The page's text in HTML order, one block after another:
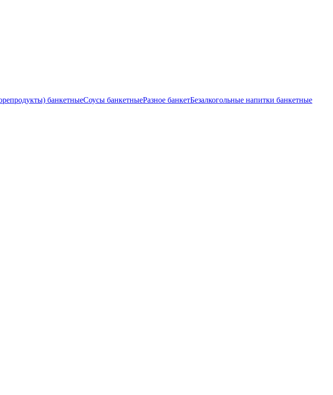
банкетныеСоусы банкетныеРазное банкетБезалкогольные напитки банкетные